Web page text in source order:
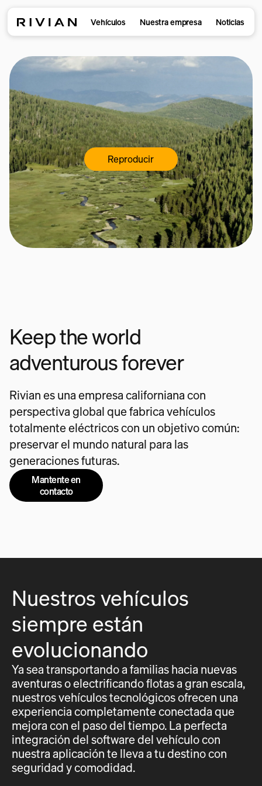
Vehículos Nuestra empresa Noticias
Reproducir
Keep the world
adventurous forever
Rivian es una empresa californiana con
perspectiva global que fabrica vehículos
totalmente eléctricos con un objetivo común:
preservar el mundo natural para las
generaciones futuras.
Mantente en
contacto
Nuestros vehículos
siempre están
evolucionando
Ya sea transportando a familias hacia nuevas
aventuras o electrificando flotas a gran escala,
nuestros vehículos tecnológicos ofrecen una
experiencia completamente conectada que
mejora con el paso del tiempo. La perfecta
integración del software del vehículo con
nuestra aplicación te lleva a tu destino con
seguridad y comodidad.